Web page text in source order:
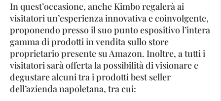
In quest’occasione, anche Kimbo regalerà ai
visitatori un’esperienza innovativa e coinvolgente,
proponendo presso il suo punto espositivo l’intera
gamma di prodotti in vendita sullo store
proprietario presente su Amazon. Inoltre, a tutti i
visitatori sarà offerta la possibilità di visionare e
degustare alcuni tra i prodotti best seller
dell’azienda napoletana, tra cui: